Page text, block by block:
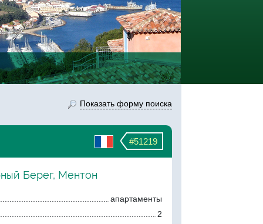
Показать форму поиска
#51219
Берег, Ментон
апартаменты
2